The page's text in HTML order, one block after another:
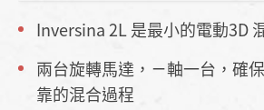
Inversina 2L 是最小的電動3D
兩台旋轉馬達，ㄧ軸一台，確
靠的混合過程